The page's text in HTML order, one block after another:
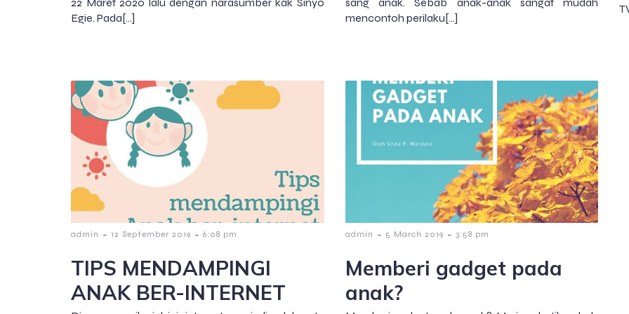
Egie. Pada[…]
mencontoh perilaku[…]
admin - 12 September 2019 - 6:08 pm
TIPS MENDAMPINGI
ANAK BER-INTERNET
admin - 5 March 2019 - 3:58 pm
Memberi gadget pada
anak?